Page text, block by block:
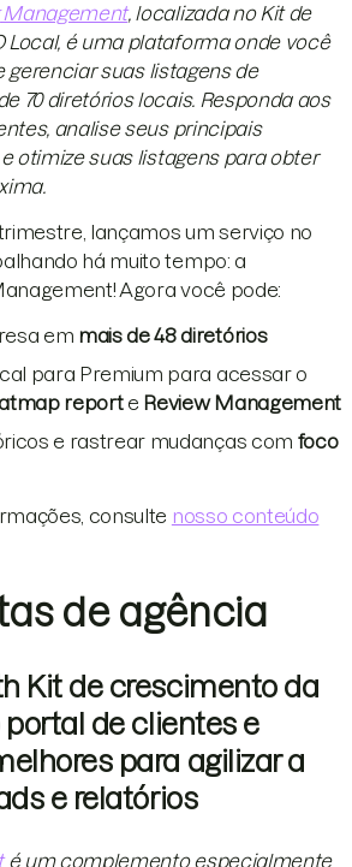
Management, localizada no Kit de
Local, é uma plataforma onde você
gerenciar suas listagens de
70 diretórios locais. Responda aos
analise seus principais
otimize suas listagens para obter
lançamos um serviço no
há muito tempo: a
Agora você pode:
em mais de 48 diretórios
para Premium para acessar o
reporte Review Management
e rastrear mudanças com foco
consulte nosso conteúdo
de agência
Kit de crescimento da
de clientes e
para agilizar a
e relatórios
é um complemento especialmente